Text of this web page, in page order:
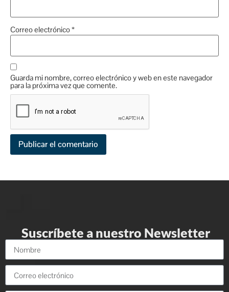
Correo electrónico*
Guarda mi nombre, correo electrónico y web en este navegador
para la próxima vez que comente.
Suscríbete a nuestro Newsletter